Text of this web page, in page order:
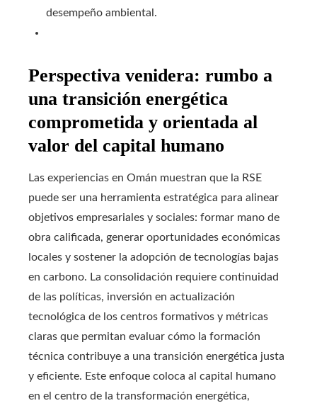
desempeño ambiental.
Perspectiva venidera: rumbo a
una transición energética
comprometida y orientada al
valor del capital humano
Las experiencias en Omán muestran que la RSE
puede ser una herramienta estratégica para alinear
objetivos empresariales y sociales: formar mano de
obra calificada, generar oportunidades económicas
locales y sostener la adopción de tecnologías bajas
en carbono. La consolidación requiere continuidad
de las políticas, inversión en actualización
tecnológica de los centros formativos y métricas
claras que permitan evaluar cómo la formación
técnica contribuye a una transición energética justa
y eficiente. Este enfoque coloca al capital humano
en el centro de la transformación energética,